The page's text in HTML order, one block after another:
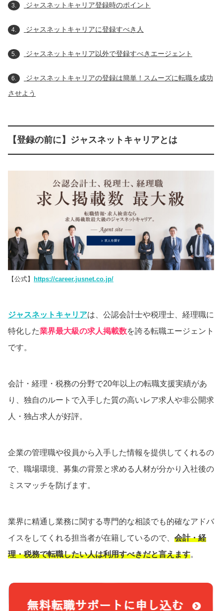
3. ジャスネットキャリア登録時のポイント
4. ジャスネットキャリアに登録すべき人
5. ジャスネットキャリア以外で登録すべきエージェント
6.
ジャスネットキャリアの登録は簡単！スムーズに転職を成功
させよう
【登録の前に】ジャスネットキャリアとは
【公式】 https://career.jusnet.co.jp/
ジャスネットキャリアは、公認会計士や税理士、経理職に
特化した業界最大級の求人掲載数を誇る転職エージェント
です。
会計・経理・税務の分野で20年以上の転職支援実績があ
り、独自のルートで入手した質の高いレア求人や非公開求
人・独占求人が好評。
企業の管理職や役員から入手した情報を提供してくれるの
で、職場環境、募集の背景と求める人材が分かり入社後の
ミスマッチを防げます。
業界に精通し業務に関する専門的な相談でも的確なアドバ
イスをしてくれる担当者が在籍しているので、 会計・経
理・税務で転職したい人は利用すべきだと言えます。